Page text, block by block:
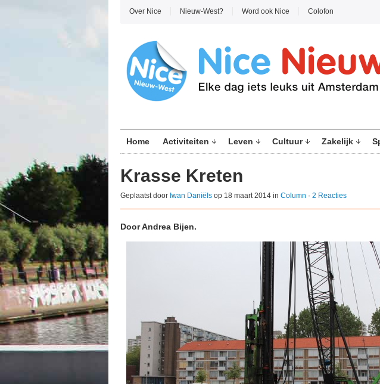
Over Nice Nieuw-West? Word ook Nice Colofon
Home Activiteiten Leven Cultuur Zakelijk
Krasse Kreten
Geplaatst door Iwan Daniëls op 18 maart 2014 in Column · 2 Reacties
Door Andrea Bijen.